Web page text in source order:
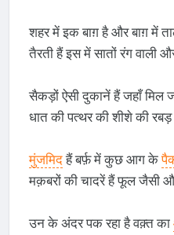
शहर में इक बाग़ है और बाग़ में
तैरती हैं इस में सातों रंग वाली
सैकड़ों ऐसी दुकानें हैं जहाँ मिल
धात की पत्थर की शीशे की
मुंजमिदहैं बर्फ़ में कुछ आग के
मक़बरों की चादरें हैं फूल जैसी
उन के अंदर पक रहा है वक़्त का